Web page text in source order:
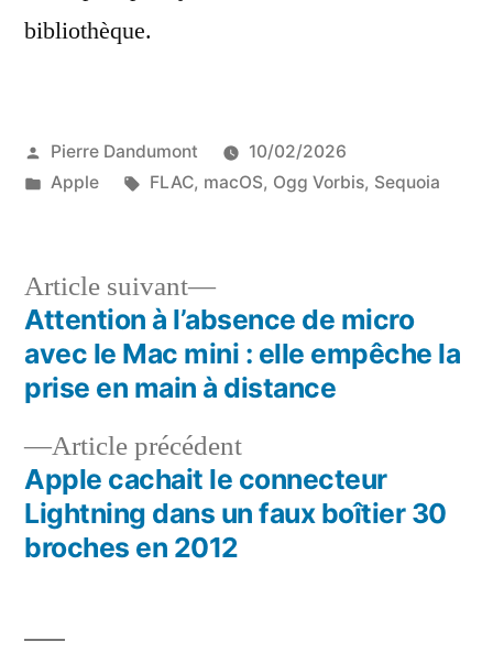
bibliothèque.
Publié
par
Pierre Dandumont
10/02/2026
Publié
Apple Étiquettes :
FLAC, macOS, Ogg Vorbis, Sequoia
Navigation
de
l’article
Article précédentArticle
précédent :
Apple cachait le connecteur
Lightning dans un faux boîtier 30
broches en 2012
Article suivant
Article
suivant :
Attention à l’absence de micro
avec le Mac mini : elle empêche la
prise en main à distance